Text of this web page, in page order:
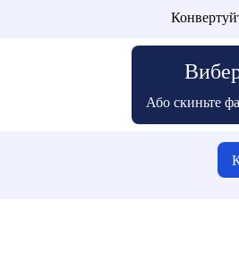
Або скиньте